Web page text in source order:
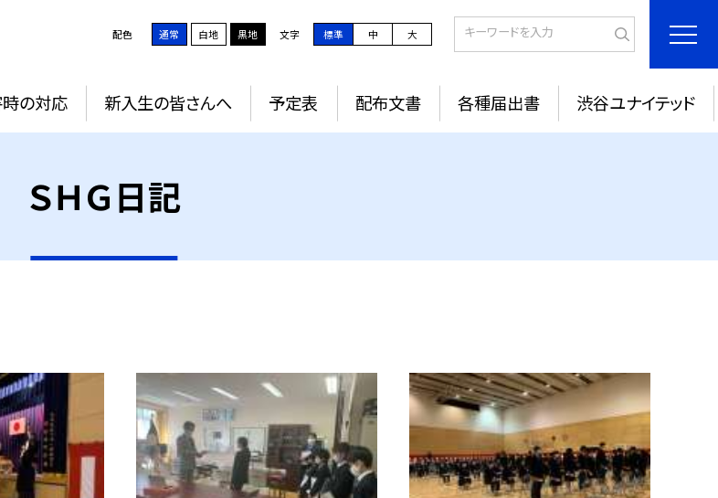
配色 通常 白地 黒地 文字 標準 中 大
の対応 新入生の皆さんへ 予定表 配布文書 各種届出書 渋谷ユナイテッド
ＳＨＧ日記